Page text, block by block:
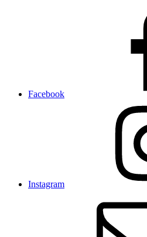
Facebook
Instagram